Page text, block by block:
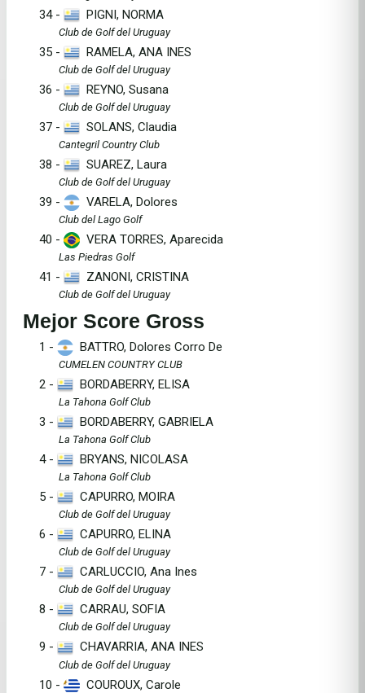
34 - PIGNI, NORMA
Club de Golf del Uruguay
35 - RAMELA, ANA INES
Club de Golf del Uruguay
36 - REYNO, Susana
Club de Golf del Uruguay
37 - SOLANS, Claudia
Cantegril Country Club
38 - SUAREZ, Laura
Club de Golf del Uruguay
39 - VARELA, Dolores
Club del Lago Golf
40 - VERA TORRES, Aparecida
Las Piedras Golf
41 - ZANONI, CRISTINA
Club de Golf del Uruguay
Mejor Score Gross
1 - BATTRO, Dolores Corro De
CUMELEN COUNTRY CLUB
2 - BORDABERRY, ELISA
La Tahona Golf Club
3 - BORDABERRY, GABRIELA
La Tahona Golf Club
4 - BRYANS, NICOLASA
La Tahona Golf Club
5 - CAPURRO, MOIRA
Club de Golf del Uruguay
6 - CAPURRO, ELINA
Club de Golf del Uruguay
7 - CARLUCCIO, Ana Ines
Club de Golf del Uruguay
8 - CARRAU, SOFIA
Club de Golf del Uruguay
9 - CHAVARRIA, ANA INES
Club de Golf del Uruguay
10 - COUROUX, Carole